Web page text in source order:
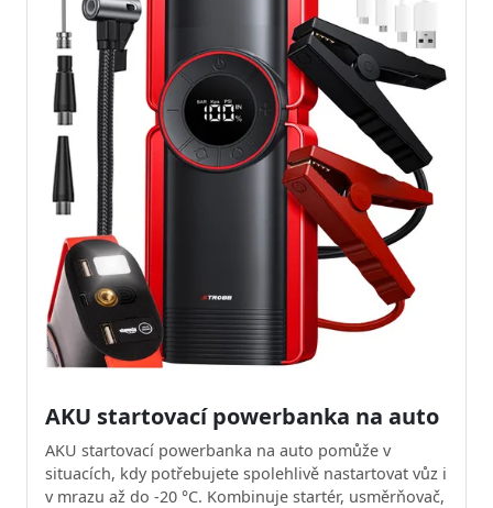
AKU startovací powerbanka na auto
AKU startovací powerbanka na auto pomůže v
situacích, kdy potřebujete spolehlivě nastartovat vůz i
v mrazu až do -20 °C. Kombinuje startér, usměrňovač,